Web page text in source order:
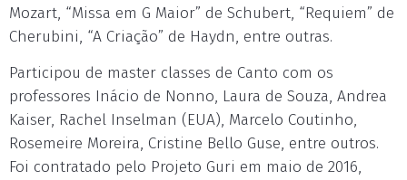
Mozart, “Missa em G Maior” de Schubert, “Requiem” de
Cherubini, “A Criação” de Haydn, entre outras.
Participou de master classes de Canto com os
professores Inácio de Nonno, Laura de Souza, Andrea
Kaiser, Rachel Inselman (EUA), Marcelo Coutinho,
Rosemeire Moreira, Cristine Bello Guse, entre outros.
Foi contratado pelo Projeto Guri em maio de 2016,